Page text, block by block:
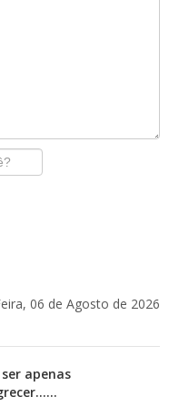
06 de Agosto de 2026
apenas